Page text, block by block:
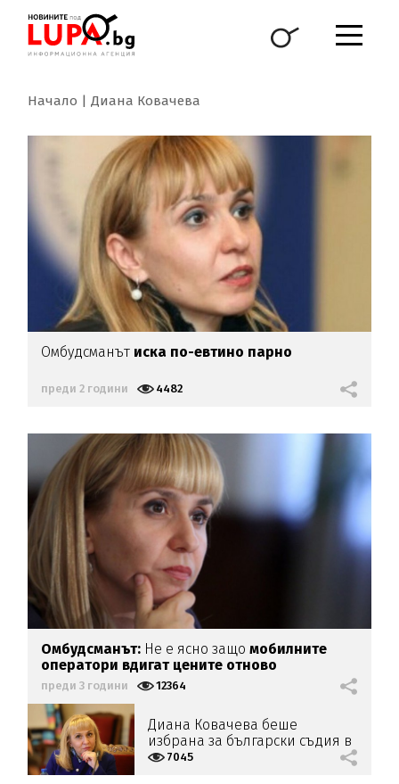
Начало Диана Ковачева
Омбудсманът иска по-евтино парно
преди 2 години 4482
Омбудсманът: Не е ясно защомобилните
оператори вдигат цените отново
преди 3 години 12364
Диана Ковачева беше
избрана за български съдия в
Европа
7045